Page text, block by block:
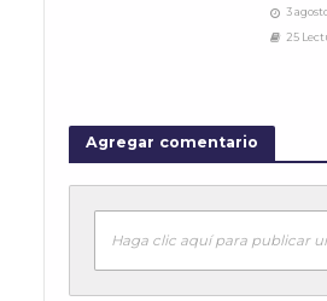
3
25
Agregar comentario
Haga clic aquí para publicar